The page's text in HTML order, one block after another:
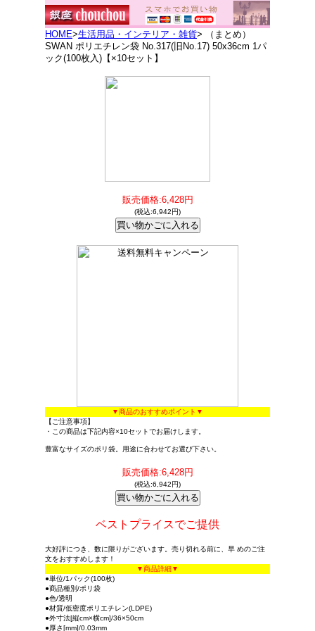
HOME>生活用品・インテリア・雑貨> （まとめ）
SWAN ポリエチレン袋 No.317(旧No.17) 50x36cm 1パ
ック(100枚入)【×10セット】
販売価格:6,428円
(税込:6,942円)
▼商品のおすすめポイント▼
【ご注意事項】
・この商品は下記内容×10セットでお届けします。
豊富なサイズのポリ袋。用途に合わせてお選び下さい。
販売価格:6,428円
(税込:6,942円)
ベストプライスでご提供
大好評につき、数に限りがございます。売り切れる前に、早 めのご注
文をおすすめします！
▼商品詳細▼
●単位/1パック(100枚)
●商品種別/ポリ袋
●色/透明
●材質/低密度ポリエチレン(LDPE)
●外寸法[縦cm×横cm]/36×50cm
●厚さ[mm]/0.03mm